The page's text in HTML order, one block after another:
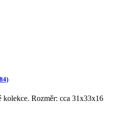
kolekce. Rozměr: cca 31x33x16